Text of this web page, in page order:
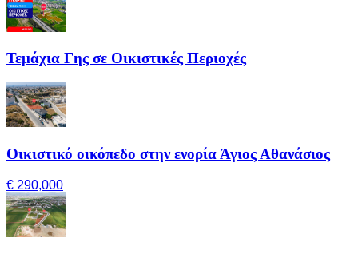
Τεμάχια Γης σε Οικιστικές Περιοχές
Οικιστικό οικόπεδο στην ενορία Άγιος Αθανάσιος
€ 290,000